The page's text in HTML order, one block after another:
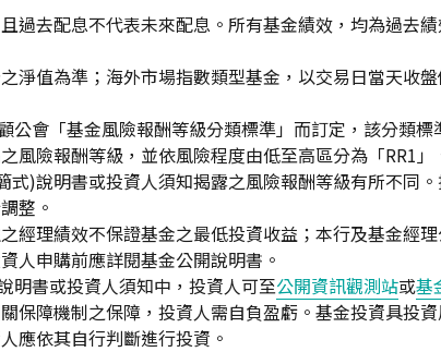
去配息不代表未來配息。所有基金績效，均為過去績
淨值為準；海外市場指數類型基金，以交易日當天收
會「基金風險報酬等級分類標準」而訂定，該分類標
險報酬等級，並依風險程度由低至高區分為「RR1」
式)說明書或投資人須知揭露之風險報酬等級有所不同
整。
經理績效不保證基金之最低投資收益；本行及基金經
人申購前應詳閱基金公開說明書。
明書或投資人須知中，投資人可至公開資訊觀測站或基
保障機制之保障，投資人需自負盈虧。基金投資具投
應依其自行判斷進行投資。